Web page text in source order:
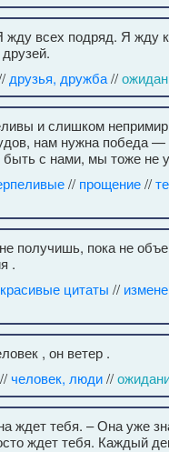
жду всех подряд. Я жду
друзья, дружба//
и слишком
нам нужна победа
быть с нами, мы тоже не
// прощение//
получишь, пока не
.
красивые цитаты //
, он ветер .
//человек, люди//
ждет тебя. – Она уже
ждет тебя. Каждый